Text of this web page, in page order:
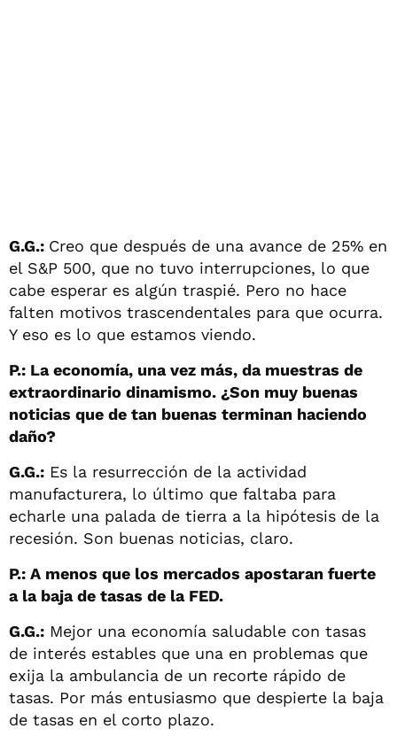
G.G.: Creo que después de una avance de 25% en
el S&P 500, que no tuvo interrupciones, lo que
cabe esperar es algún traspié. Pero no hace
falten motivos trascendentales para que ocurra.
Y eso es lo que estamos viendo.
P.: La economía, una vez más, da muestras de
extraordinario dinamismo. ¿Son muy buenas
noticias que de tan buenas terminan haciendo
daño?
G.G.: Es la resurrección de la actividad
manufacturera, lo último que faltaba para
echarle una palada de tierra a la hipótesis de la
recesión. Son buenas noticias, claro.
P.: A menos que los mercados apostaran fuerte
a la baja de tasas de la FED.
G.G.: Mejor una economía saludable con tasas
de interés estables que una en problemas que
exija la ambulancia de un recorte rápido de
tasas. Por más entusiasmo que despierte la baja
de tasas en el corto plazo.